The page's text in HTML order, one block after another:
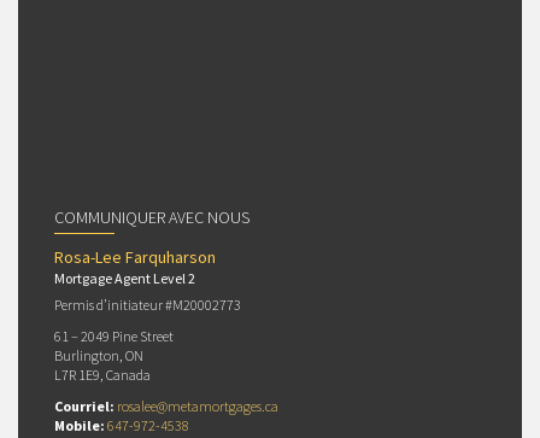
COMMUNIQUER AVEC NOUS
Rosa-Lee Farquharson
Mortgage Agent Level 2
Permis d’initiateur #M20002773
61 – 2049 Pine Street
Burlington, ON
L7R 1E9, Canada
Courriel: rosalee@metamortgages.ca
Mobile: 647-972-4538